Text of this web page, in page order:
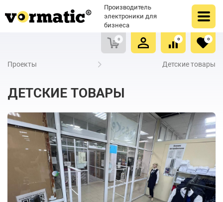
Производитель
электроники для
бизнеса
0
Очистить список сравнения
0
Очистить избранное
0
Проекты Детские товары
ДЕТСКИЕ ТОВАРЫ